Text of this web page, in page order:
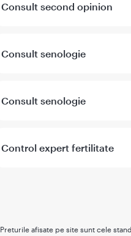
Consult second opinion
Consult senologie
Consult senologie
Control expert fertilitate
Preturile afisate pe site sunt cele